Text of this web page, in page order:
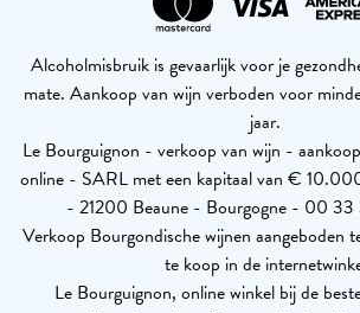
Alcoholmisbruik is gevaarlijk voor je
mate. Aankoop van wijn verboden voor
jaar.
Le Bourguignon - verkoop van wijn -
online - SARL met een kapitaal van €
- 21200 Beaune - Bourgogne - 00
Verkoop Bourgondische wijnen aangeboden
te koop in de
Le Bourguignon, online winkel bij de